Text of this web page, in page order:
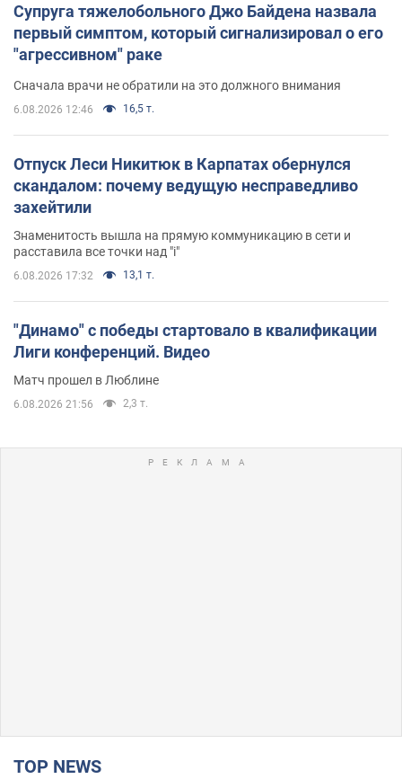
Супруга тяжелобольного Джо Байдена назвала
первый симптом, который сигнализировал о его
"агрессивном" раке
Сначала врачи не обратили на это должного внимания
6.08.2026 12:46 16,5 т.
Отпуск Леси Никитюк в Карпатах обернулся
скандалом: почему ведущую несправедливо
захейтили
Знаменитость вышла на прямую коммуникацию в сети и
расставила все точки над "i"
6.08.2026 17:32 13,1 т.
"Динамо" с победы стартовало в квалификации
Лиги конференций. Видео
Матч прошел в Люблине
6.08.2026 21:56 2,3 т.
TOP NEWS